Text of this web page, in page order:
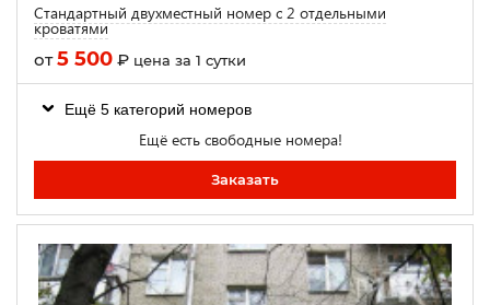
Стандартный двухместный номер с 2 отдельными
кроватями
от5 500 ₽ цена за 1 сутки
Ещё 5 категорий номеров
Ещё есть свободные номера!
Заказать